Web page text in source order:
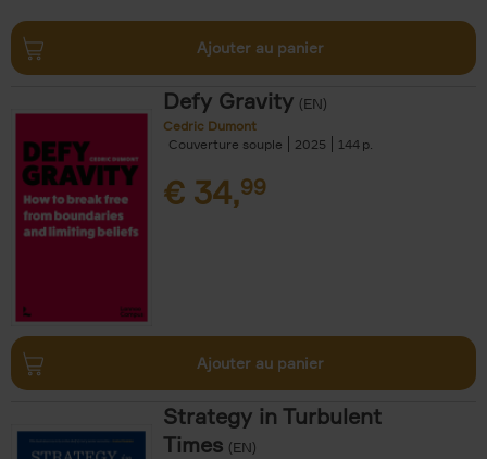
Ajouter au panier
Defy Gravity (EN)
Cedric Dumont
Couverture souple
2025 144
€ 34,99
Ajouter au panier
Strategy in Turbulent
Times (EN)